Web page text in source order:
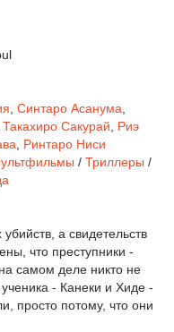
Синтаро Асанума
Такахиро Сакурай
Риэ
Ринтаро Ниси
/ Триллеры /
а свидетельств
что преступники -
самом деле никто не
ученика - Канеки и Хиде -
просто потому, что они